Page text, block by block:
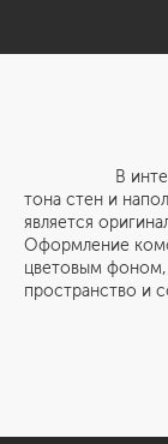
В интерьере
тона стен и
является
Оформление
цветовым
пространство и